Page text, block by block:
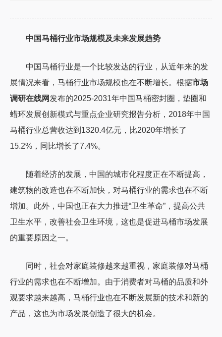
中国马桶行业市场规模及未来发展趋势
中国马桶行业是一个比较发达的行业，从近年来的发
展情况来看，马桶行业市场规模也在不断增长。根据市场
调研在线网 发布的2025-2031年中国马桶密封圈，垫圈和
蜡环发展创新模式与重点企业研究报告分析，2018年中国
马桶行业总营收达到1320.4亿元，比2020年增长了
15.2%，同比增长了7.4%。
随着经济的发展，中国的城市化程度正在不断提高，
建筑物的改造也在不断加快，对马桶行业的需求也在不断
增加。此外，中国也正在大力推进“卫生革命”，提高公共
卫生水平，改善社会卫生环境，这也是促进马桶市场发展
的重要原因之一。
同时，社会对家庭装修越来越重视，家庭装修对马桶
行业的需求也在不断增加。由于消费者对马桶的品质和外
观要求越来越高，马桶行业也在不断发展新的技术和新的
产品，这也为市场发展创造了很大的机会。